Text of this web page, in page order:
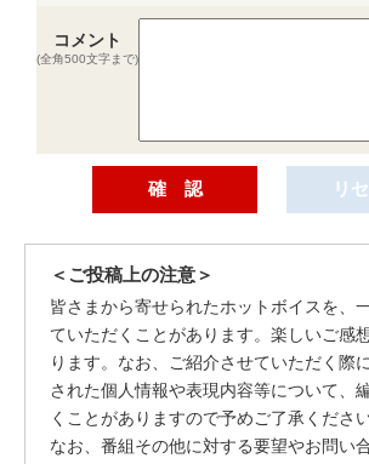
コメント
(全角500文字まで)
＜ご投稿上の注意＞
皆さまから寄せられたホットボイスを、
ていただくことがあります。楽しいご感
ります。なお、ご紹介させていただく際
された個人情報や表現内容等について、
くことがありますので予めご了承ください
なお、番組その他に対する要望やお問い